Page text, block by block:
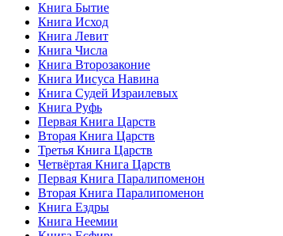
Книга Бытие
Книга Исход
Книга Левит
Книга Числа
Книга Второзаконие
Книга Иисуса Навина
Книга Судей Израилевых
Книга Руфь
Первая Книга Царств
Вторая Книга Царств
Третья Книга Царств
Четвёртая Книга Царств
Первая Книга Паралипоменон
Вторая Книга Паралипоменон
Книга Ездры
Книга Неемии